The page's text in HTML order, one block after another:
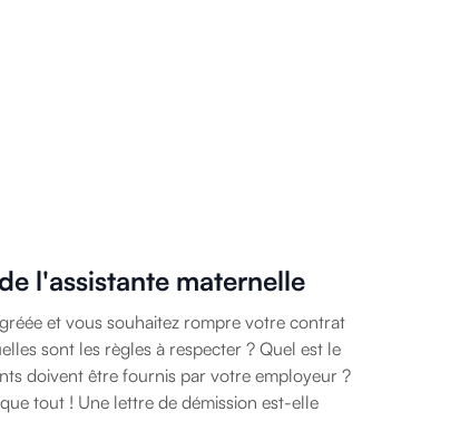
l'assistante maternelle
et vous souhaitez rompre votre contrat
sont les règles à respecter ? Quel est le
doivent être fournis par votre employeur ?
tout ! Une lettre de démission est-elle